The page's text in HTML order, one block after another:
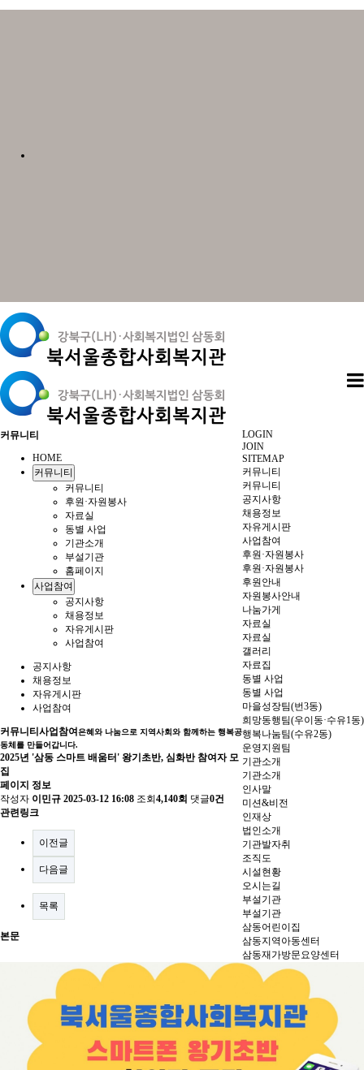
LOGIN
JOIN
SITEMAP
커뮤니티
커뮤니티
공지사항
채용정보
자유게시판
사업참여
후원·자원봉사
후원·자원봉사
후원안내
자원봉사안내
나눔가게
자료실
자료실
갤러리
자료집
동별 사업
동별 사업
마을성장팀(번3동)
희망동행팀(우이동·수유1동)
행복나눔팀(수유2동)
운영지원팀
기관소개
기관소개
인사말
미션&비전
인재상
법인소개
기관발자취
조직도
시설현황
오시는길
부설기관
부설기관
삼동어린이집
삼동지역아동센터
삼동재가방문요양센터
커뮤니티
HOME
커뮤니티
커뮤니티
후원·자원봉사
자료실
동별 사업
기관소개
부설기관
홈페이지
사업참여
공지사항
채용정보
자유게시판
사업참여
공지사항
채용정보
자유게시판
사업참여
커뮤니티 사업참여은혜와 나눔으로 지역사회와 함께하는 행복공
동체를 만들어갑니다.
2025년 '삼동 스마트 배움터' 왕기초반, 심화반 참여자 모
집
페이지 정보
작성자 이민규 2025-03-12 16:08 조회 4,140회 댓글0건
관련링크
이전글
다음글
목록
본문